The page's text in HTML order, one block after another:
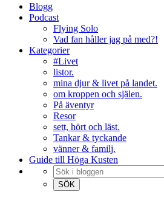
Blogg
Podcast
Flying Solo
Vad fan håller jag på med?!
Kategorier
#Livet
listor.
mina djur & livet på landet.
om kroppen och själen.
På äventyr
Resor
sett, hört och läst.
Tankar & tyckande
vänner & familj.
Guide till Höga Kusten